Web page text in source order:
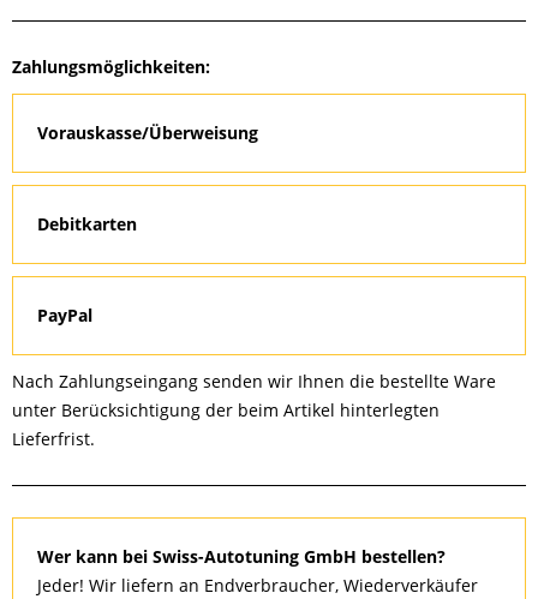
Zahlungsmöglichkeiten:
Vorauskasse/Überweisung
Debitkarten
PayPal
Nach Zahlungseingang senden wir Ihnen die bestellte Ware
unter Berücksichtigung der beim Artikel hinterlegten
Lieferfrist.
Wer kann bei Swiss-Autotuning GmbH bestellen?
Jeder! Wir liefern an Endverbraucher, Wiederverkäufer